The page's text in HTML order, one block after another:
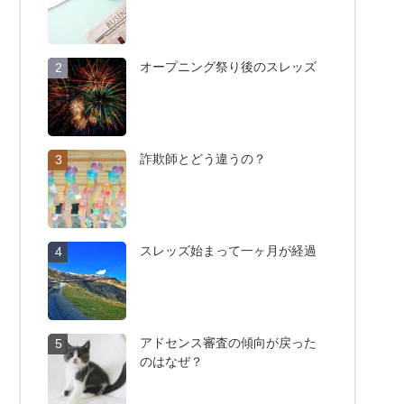
2 オープニング祭り後のスレッズ
3 詐欺師とどう違うの？
4 スレッズ始まって一ヶ月が経過
5
アドセンス審査の傾向が戻った
のはなぜ？